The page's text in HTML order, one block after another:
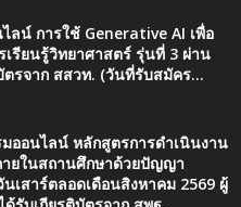
ลน์ การใช้ Generative AI เพื่อ
เรียนรู้วิทยาศาสตร์ รุ่นที่ 3 ผ่าน
รจาก สสวท. (วันที่รับสมัคร...
ออนไลน์ หลักสูตรการดำเนินงาน
ยในสถานศึกษาด้วยปัญญา
เสาร์ตลอดเดือนสิงหาคม 2569 ผู้